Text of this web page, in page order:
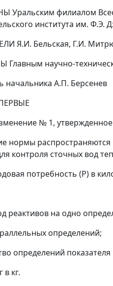
Уральским филиалом
института им. Ф.Э.
Я.И. Бельская, Г.И.
научно-
начальника А.П. Берсенев
№ 1, утвержденное
нормы распространяются
контроля сточных вод
потребность (P) в
реактивов на одно
определений;
определений
в кг.